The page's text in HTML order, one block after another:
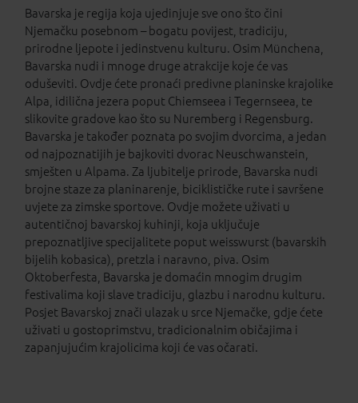
Bavarska je regija koja ujedinjuje sve ono što čini
Njemačku posebnom – bogatu povijest, tradiciju,
prirodne ljepote i jedinstvenu kulturu. Osim Münchena,
Bavarska nudi i mnoge druge atrakcije koje će vas
oduševiti. Ovdje ćete pronaći predivne planinske krajolike
Alpa, idilična jezera poput Chiemseea i Tegernseea, te
slikovite gradove kao što su Nuremberg i Regensburg.
Bavarska je također poznata po svojim dvorcima, a jedan
od najpoznatijih je bajkoviti dvorac Neuschwanstein,
smješten u Alpama. Za ljubitelje prirode, Bavarska nudi
brojne staze za planinarenje, biciklističke rute i savršene
uvjete za zimske sportove. Ovdje možete uživati u
autentičnoj bavarskoj kuhinji, koja uključuje
prepoznatljive specijalitete poput weisswurst (bavarskih
bijelih kobasica), pretzla i naravno, piva. Osim
Oktoberfesta, Bavarska je domaćin mnogim drugim
festivalima koji slave tradiciju, glazbu i narodnu kulturu.
Posjet Bavarskoj znači ulazak u srce Njemačke, gdje ćete
uživati u gostoprimstvu, tradicionalnim običajima i
zapanjujućim krajolicima koji će vas očarati.